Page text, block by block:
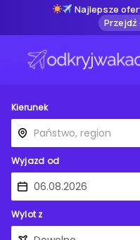
Najlepsze
Kierunek
Wyjazd od
Wylot z